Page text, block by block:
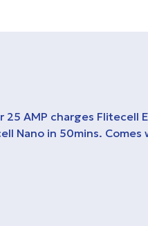
25 AMP charges Flitecell
Nano in 50mins. Comes